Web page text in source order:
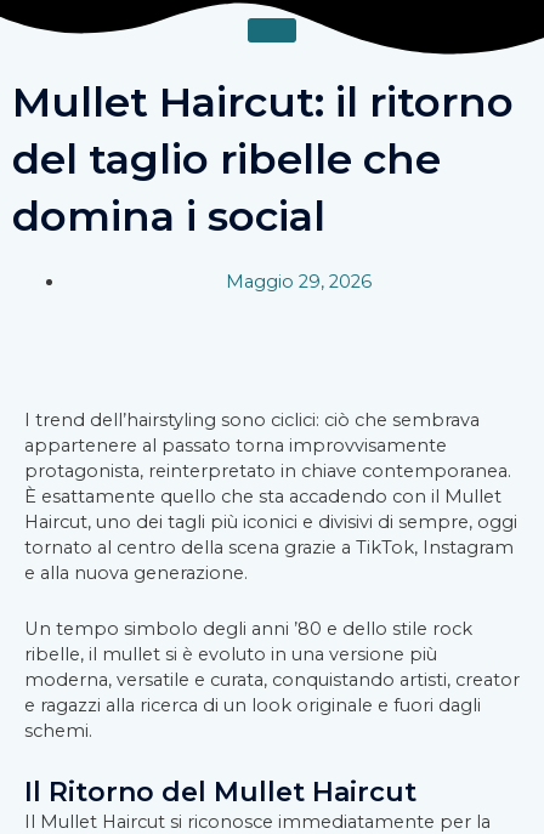
Mullet Haircut: il ritorno
del taglio ribelle che
domina i social
Maggio 29, 2026
I trend dell’hairstyling sono ciclici: ciò che sembrava
appartenere al passato torna improvvisamente
protagonista, reinterpretato in chiave contemporanea.
È esattamente quello che sta accadendo con il Mullet
Haircut, uno dei tagli più iconici e divisivi di sempre, oggi
tornato al centro della scena grazie a TikTok, Instagram
e alla nuova generazione.
Un tempo simbolo degli anni ’80 e dello stile rock
ribelle, il mullet si è evoluto in una versione più
moderna, versatile e curata, conquistando artisti, creator
e ragazzi alla ricerca di un look originale e fuori dagli
schemi.
Il Ritorno del Mullet Haircut
Il Mullet Haircut si riconosce immediatamente per la